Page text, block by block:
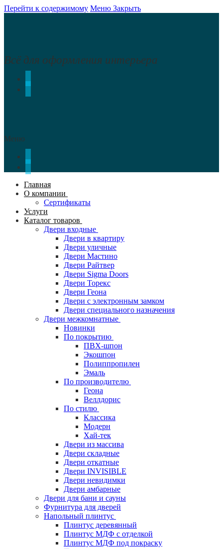
Перейти к содержимому Меню Закрыть
Всё для оформления интерьера
Меню
Главная
О компании
Сертификаты
Услуги
Каталог товаров
Двери входные
Двери в квартиру
Двери уличные
Двери Мастино
Двери Райтвер
Двери Sigma Doors
Двери Торекс
Двери Геона
Двери с электронным замком
Двери специального назначения
Двери межкомнатные
Новинки
По покрытию
ПВХ-шпон
Экошпон
Полиппропилен
Эмаль
По производителю
Геона
Веллдорис
По стилю
Классика
Модерн
Хай-тек
Двери из массива
Двери складные
Двери откатные
Двери INVISIBLE
Двери невидимки
Двери амбарные
Двери для бани и сауны
Фурнитура для дверей
Напольный плинтус
Плинтус деревянный
Плинтус МДФ с отделкой
Плинтус МДФ под покраску